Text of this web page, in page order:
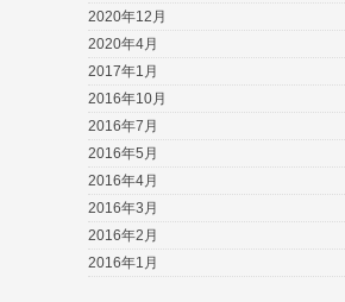
2020年12月
2020年4月
2017年1月
2016年10月
2016年7月
2016年5月
2016年4月
2016年3月
2016年2月
2016年1月